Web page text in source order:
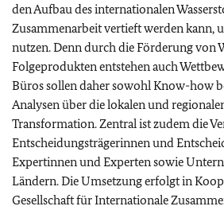
den Aufbau des internationalen
Zusammenarbeit vertieft werden kann,
nutzen. Denn durch die Förderung von
Folgeprodukten entstehen auch
Büros sollen daher sowohl Know-how
Analysen über die lokalen und
Transformation. Zentral ist zudem die
Entscheidungsträgerinnen und
Expertinnen und Experten sowie
Ländern. Die Umsetzung erfolgt in
Gesellschaft für Internationale